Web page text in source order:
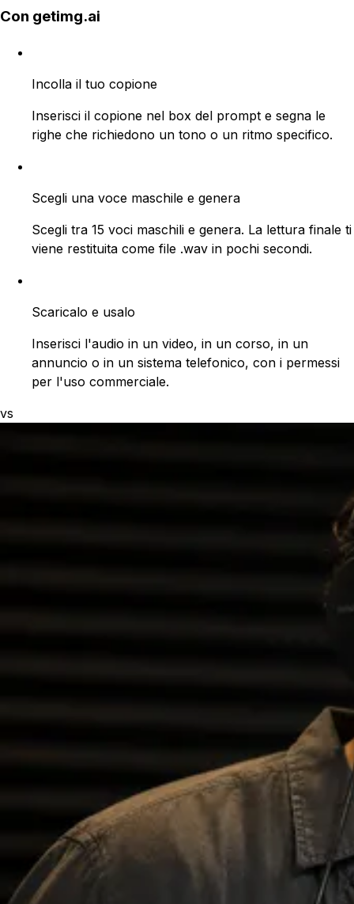
Con getimg.ai
Incolla il tuo copione
Inserisci il copione nel box del prompt e segna le
righe che richiedono un tono o un ritmo specifico.
Scegli una voce maschile e genera
Scegli tra 15 voci maschili e genera. La lettura finale ti
viene restituita come file .wav in pochi secondi.
Scaricalo e usalo
Inserisci l'audio in un video, in un corso, in un
annuncio o in un sistema telefonico, con i permessi
per l'uso commerciale.
vs